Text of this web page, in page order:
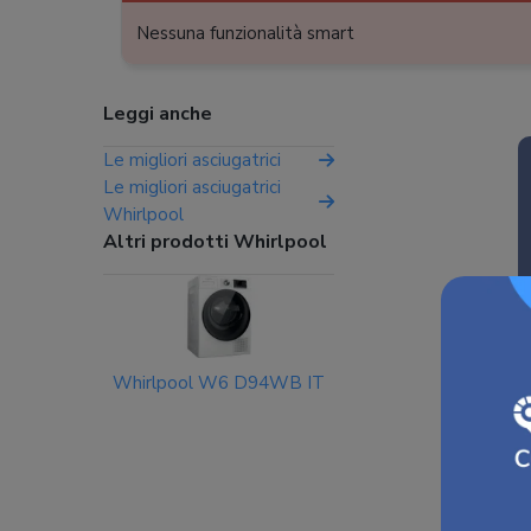
Nessuna funzionalità smart
Leggi anche
Le migliori asciugatrici
Le migliori asciugatrici
Whirlpool
Altri prodotti Whirlpool
Whirlpool W6 D94WB IT